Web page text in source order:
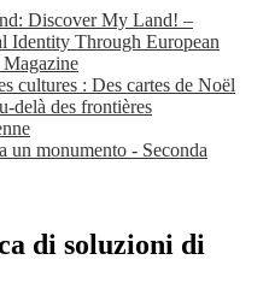
Discover My Land! –
Identity Through European
Magazine
cultures : Des cartes de Noël
delà des frontières
un monumento - Seconda
di soluzioni di